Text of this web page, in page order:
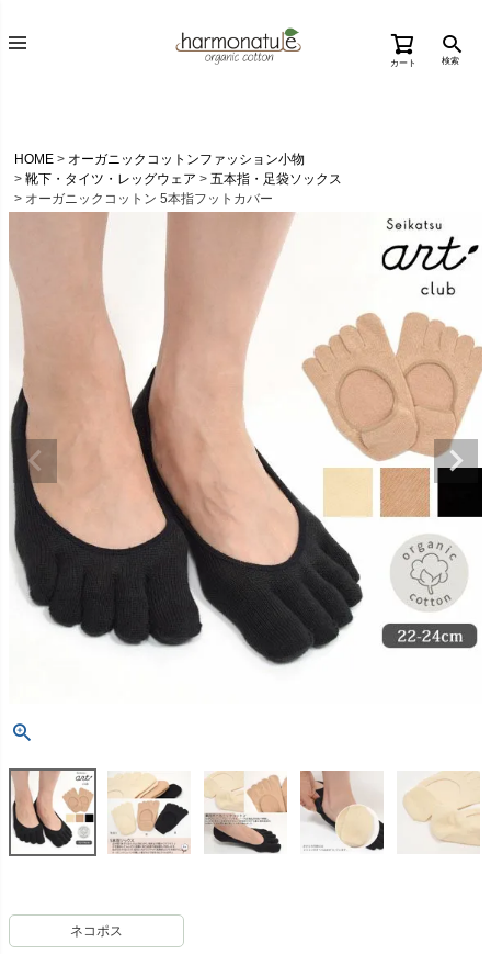
カート 検索
HOME
オーガニックコットンファッション小物
靴下・タイツ・レッグウェア
五本指・足袋ソックス
オーガニックコットン 5本指フットカバー
ネコポス